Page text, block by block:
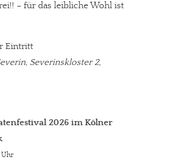
– für das leibliche Wohl ist
Eintritt
Severinskloster 2,
2026 im Kölner
Uhr